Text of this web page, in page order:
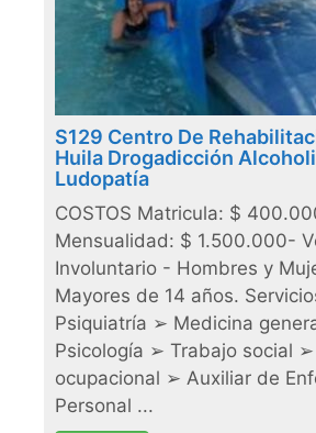
S129 Centro De
Huila Drogadicción
Ludopatía
COSTOS Matricula: $
Mensualidad: $ 1.500.000-
Involuntario - Hombres y
Mayores de 14 años.
Psiquiatría ➢ Medicina
Psicología ➢ Trabajo social
ocupacional ➢ Auxiliar de
Personal ...